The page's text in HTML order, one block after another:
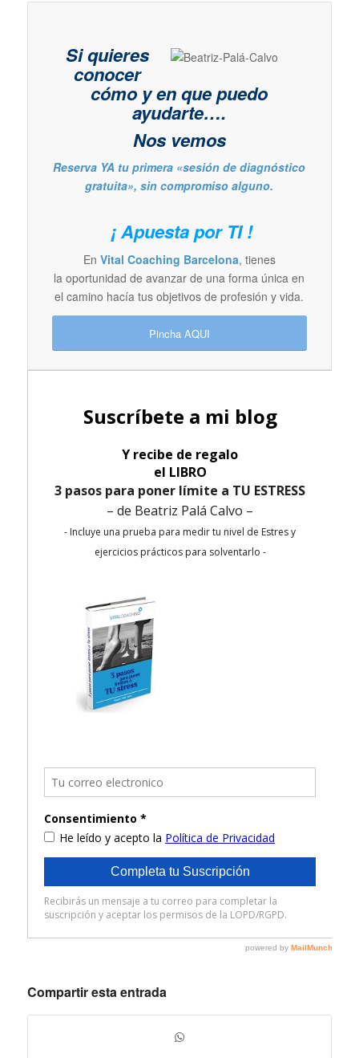
Si quieres
conocer
cómo y en que puedo
ayudarte….
Nos vemos
Reserva YA tu primera «sesión de diagnóstico
gratuita», sin compromiso alguno.
¡ Apuesta por TI !
En Vital Coaching Barcelona, tienes
la oportunidad de avanzar de una forma única en
el camino hacía tus objetivos de profesión y vida.
Pincha AQUI
Compartir esta entrada